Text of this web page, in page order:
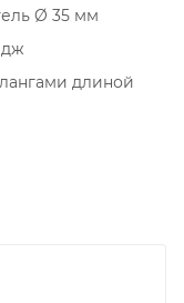
Ø 35 мм
длиной